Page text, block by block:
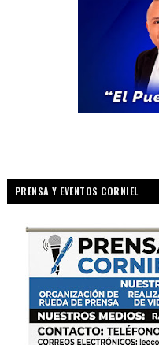
PRENSA Y EVENTOS CORNIEL